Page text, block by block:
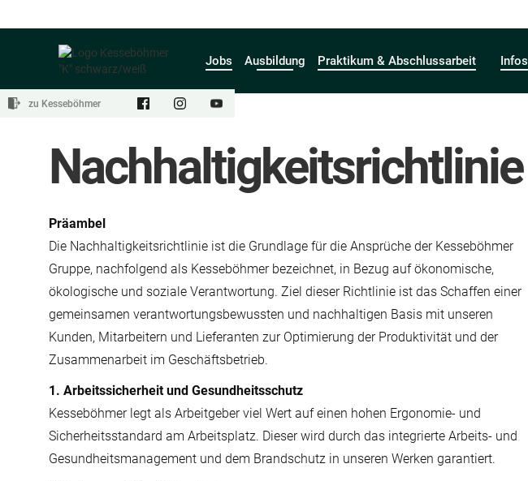
zu Kesseböhmer
Jobs Ausbildung Praktikum & Abschlussarbeit Infos
Nachhaltigkeitsrichtlinie
Präambel
Die Nachhaltigkeitsrichtlinie ist die Grundlage für die Ansprüche der Kesseböhmer
Gruppe, nachfolgend als Kesseböhmer bezeichnet, in Bezug auf ökonomische,
ökologische und soziale Verantwortung. Ziel dieser Richtlinie ist das Schaffen einer
gemeinsamen verantwortungsbewussten und nachhaltigen Basis mit unseren
Kunden, Mitarbeitern und Lieferanten zur Optimierung der Produktivität und der
Zusammenarbeit im Geschäftsbetrieb.
1. Arbeitssicherheit und Gesundheitsschutz
Kesseböhmer legt als Arbeitgeber viel Wert auf einen hohen Ergonomie- und
Sicherheitsstandard am Arbeitsplatz. Dieser wird durch das integrierte Arbeits- und
Gesundheitsmanagement und dem Brandschutz in unseren Werken garantiert.